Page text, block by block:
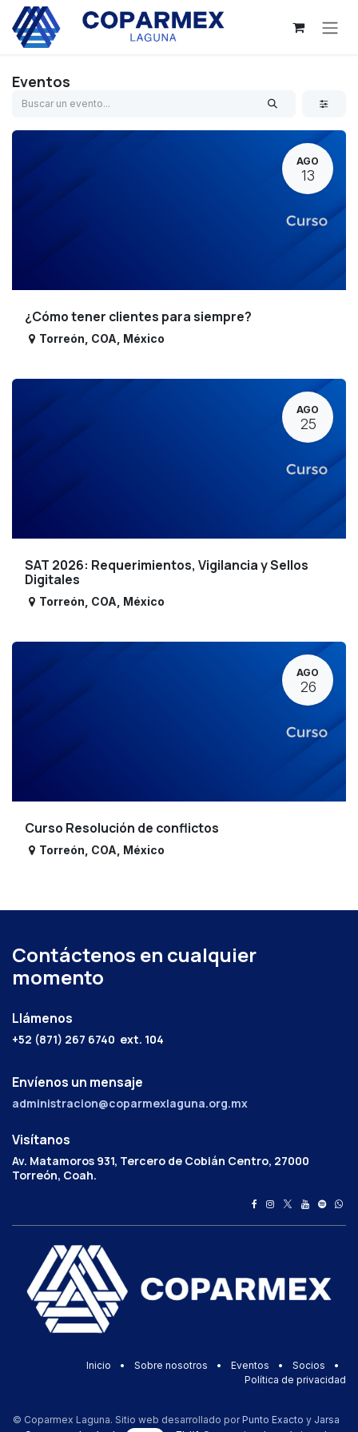
Ir al contenido
Eventos
AGO
13
¿Cómo tener clientes para siempre?
Torreón COA México
AGO
25
SAT 2026: Requerimientos, Vigilancia y Sellos
Digitales
Torreón COA México
AGO
26
Curso Resolución de conflictos
Torreón COA México
Contáctenos en cualquier
momento
Llámenos
+52 (871) 267 6740 ext. 104
Envíenos un mensaje
administracion@coparmexlaguna.org.mx
Visítanos
Av. Matamoros 931, Tercero de Cobián Centro, 27000
Torreón, Coah.
Inicio • Sobre nosotros • Eventos • Socios
•
Política de privacidad
© Coparmex Laguna. Sitio web desarrollado por Punto Exacto y Jarsa